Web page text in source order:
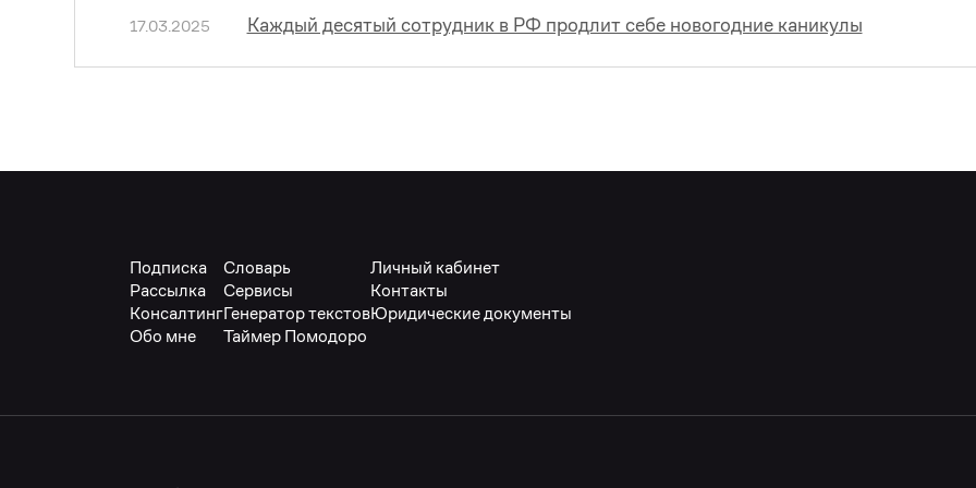
17.03.2025 Каждый десятый сотрудник в РФ продлит себе новогодние каникулы
Подписка
Рассылка
Консалтинг
Обо мне
Словарь
Сервисы
Генератор текстов
Таймер Помодоро
Личный кабинет
Контакты
Юридические документы